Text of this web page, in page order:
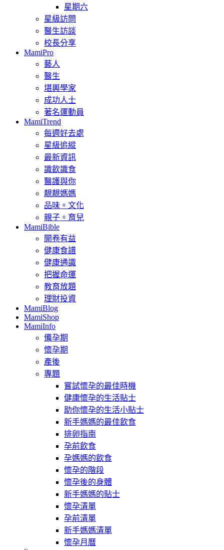
星期六
星級訪問
醫生訪談
校長分享
MamiPro
藝人
醫生
堪輿學家
成功人士
著名運動員
MamiTrend
每週好去處
星級追縱
最新資訊
識飲識食
醫護與你
靚靚媽媽
品味。文化
親子。育兒
MamiBible
開卷有益
健康食譜
健康通識
把握命運
教育放題
理財投資
MamiBlog
MamiShop
MamiInfo
備孕期
懷孕期
產後
專題
嘗試懷孕的最佳時機
健康懷孕的生活貼士
助你懷孕的生活小貼士
新手媽媽的最佳飲食
排卵指南
孕前飲食
孕媽媽的飲食
懷孕的階段
懷孕後的身體
新手媽媽的貼士
懷孕清單
孕前清單
新手媽媽清單
懷孕月曆